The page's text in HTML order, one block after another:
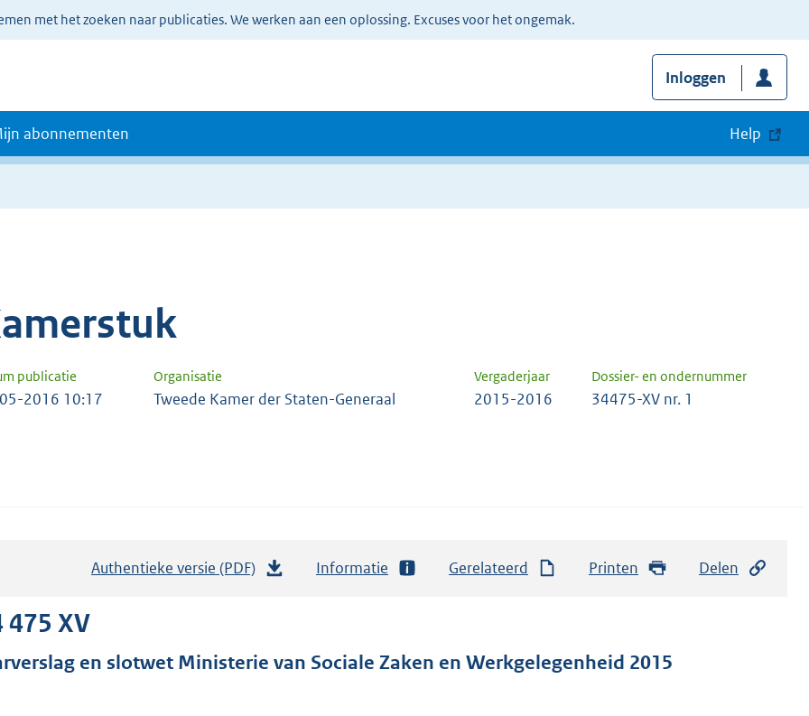
met het zoeken naar publicaties. We werken aan een oplossing. Excuses voor het ongemak.
Inloggen
abonnementen Help
publicatie Organisatie Vergaderjaar Dossier- en ondernummer
2016 10:17 Tweede Kamer der Staten-Generaal 2015-2016 34475-XV nr. 1
Authentieke versie (PDF)
a
Informatie Gerelateerd Printen Delen
475 XV
en slotwet Ministerie van Sociale Zaken en Werkgelegenheid 2015